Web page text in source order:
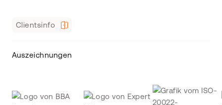
Clientsinfo
Auszeichnungen